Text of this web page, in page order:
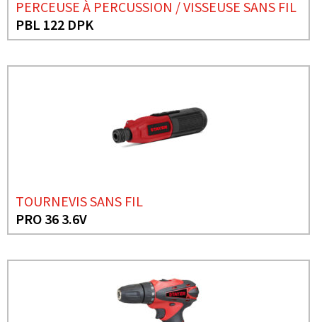
PERCEUSE À PERCUSSION / VISSEUSE SANS FIL
PBL 122 DPK
TOURNEVIS SANS FIL
PRO 36 3.6V